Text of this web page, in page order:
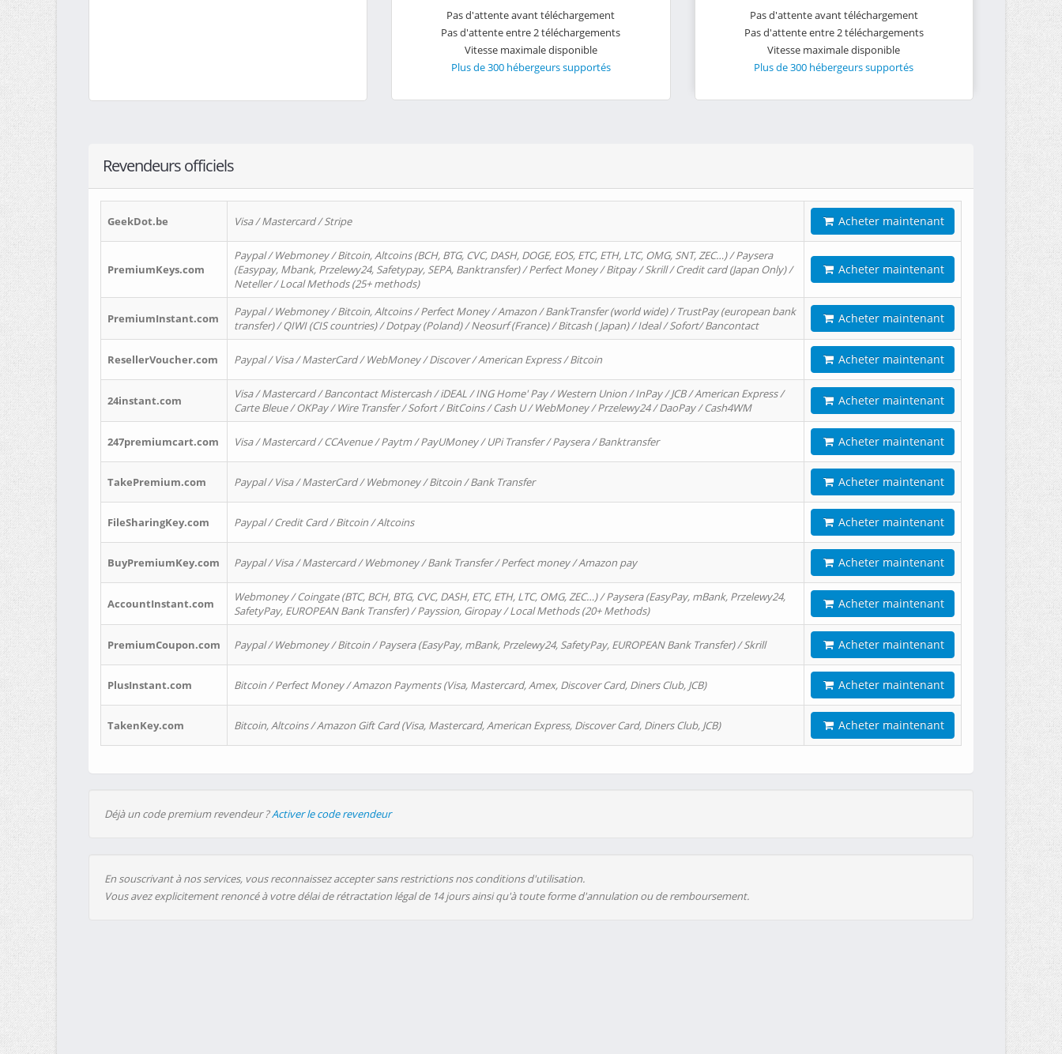
Pas d'attente avant téléchargement
Pas d'attente entre 2 téléchargements
Vitesse maximale disponible
Plus de 300 hébergeurs supportés
Pas d'attente avant téléchargement
Pas d'attente entre 2 téléchargements
Vitesse maximale disponible
Plus de 300 hébergeurs supportés
Revendeurs officiels
GeekDot.be Visa / Mastercard / Stripe Acheter maintenant
PremiumKeys.com
Paypal / Webmoney / Bitcoin, Altcoins (BCH, BTG, CVC, DASH, DOGE, EOS, ETC, ETH, LTC, OMG, SNT, ZEC…) / Paysera
(Easypay, Mbank, Przelewy24, Safetypay, SEPA, Banktransfer) / Perfect Money / Bitpay / Skrill / Credit card (Japan Only) /
Neteller / Local Methods (25+ methods)
Acheter maintenant
PremiumInstant.com
Paypal / Webmoney / Bitcoin, Altcoins / Perfect Money / Amazon / BankTransfer (world wide) / TrustPay (european bank
transfer) / QIWI (CIS countries) / Dotpay (Poland) / Neosurf (France) / Bitcash ( Japan) / Ideal / Sofort/ Bancontact
Acheter maintenant
ResellerVoucher.com Paypal / Visa / MasterCard / WebMoney / Discover / American Express / Bitcoin Acheter maintenant
24instant.com
Visa / Mastercard / Bancontact Mistercash / iDEAL / ING Home' Pay / Western Union / InPay / JCB / American Express /
Carte Bleue / OKPay / Wire Transfer / Sofort / BitCoins / Cash U / WebMoney / Przelewy24 / DaoPay / Cash4WM
Acheter maintenant
247premiumcart.com Visa / Mastercard / CCAvenue / Paytm / PayUMoney / UPi Transfer / Paysera / Banktransfer Acheter maintenant
TakePremium.com Paypal / Visa / MasterCard / Webmoney / Bitcoin / Bank Transfer Acheter maintenant
FileSharingKey.com Paypal / Credit Card / Bitcoin / Altcoins Acheter maintenant
BuyPremiumKey.com Paypal / Visa / Mastercard / Webmoney / Bank Transfer / Perfect money / Amazon pay Acheter maintenant
AccountInstant.com
Webmoney / Coingate (BTC, BCH, BTG, CVC, DASH, ETC, ETH, LTC, OMG, ZEC…) / Paysera (EasyPay, mBank, Przelewy24,
SafetyPay, EUROPEAN Bank Transfer) / Payssion, Giropay / Local Methods (20+ Methods)
Acheter maintenant
PremiumCoupon.com Paypal / Webmoney / Bitcoin / Paysera (EasyPay, mBank, Przelewy24, SafetyPay, EUROPEAN Bank Transfer) / Skrill Acheter maintenant
PlusInstant.com Bitcoin / Perfect Money / Amazon Payments (Visa, Mastercard, Amex, Discover Card, Diners Club, JCB) Acheter maintenant
TakenKey.com Bitcoin, Altcoins / Amazon Gift Card (Visa, Mastercard, American Express, Discover Card, Diners Club, JCB) Acheter maintenant
Déjà un code premium revendeur ?Activer le code revendeur
En souscrivant à nos services, vous reconnaissez accepter sans restrictions nos conditions d'utilisation.
Vous avez explicitement renoncé à votre délai de rétractation légal de 14 jours ainsi qu'à toute forme d'annulation ou de remboursement.